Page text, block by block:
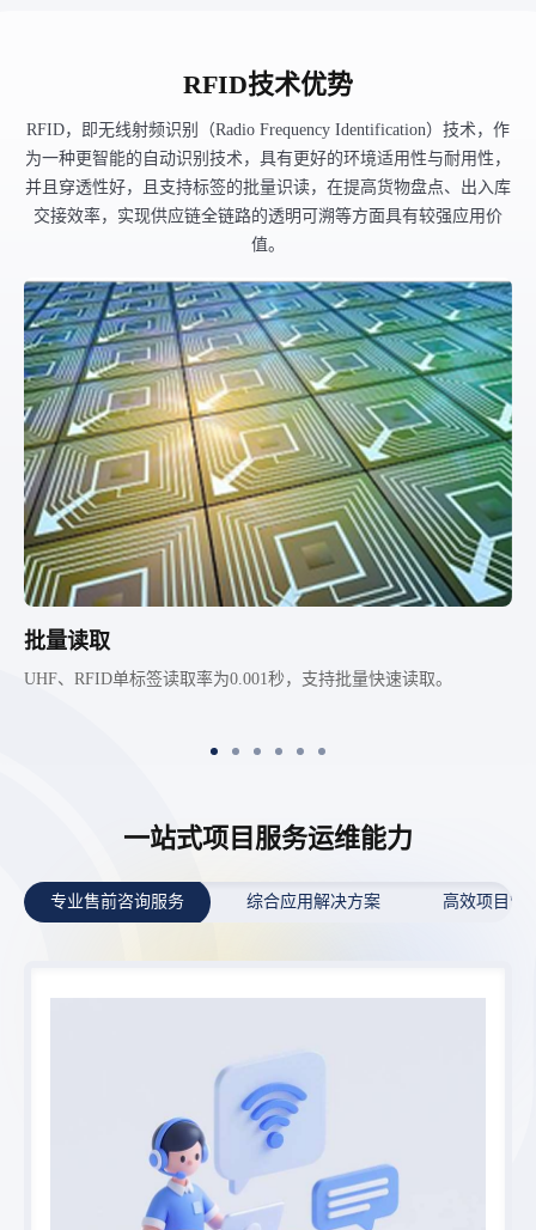
RFID技术优势
RFID，即无线射频识别（Radio Frequency Identification）技术，作
为一种更智能的自动识别技术，具有更好的环境适用性与耐用性，
并且穿透性好，且支持标签的批量识读，在提高货物盘点、出入库
交接效率，实现供应链全链路的透明可溯等方面具有较强应用价
值。
批量读取
UHF、RFID单标签读取率为0.001秒，支持批量快速读取。
一站式项目服务运维能力
专业售前咨询服务 综合应用解决方案 高效项目管